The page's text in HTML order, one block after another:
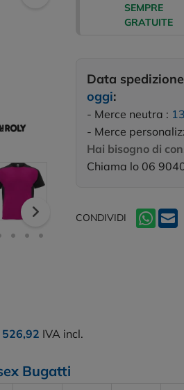
SEMPRE
GRATUITE
Data
oggi:
- Merce neutra :
- Merce
Hai bisogno di
Chiama lo 06
CONDIVIDI
IVA incl.
Bugatti